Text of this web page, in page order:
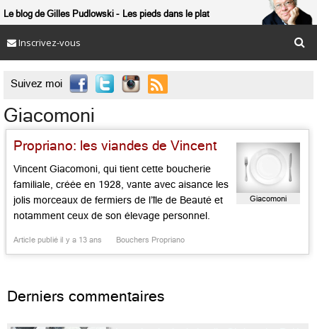
Le blog de Gilles Pudlowski Les pieds dans le plat
Inscrivez-vous
Suivez moi 
Giacomoni
Propriano: les viandes de Vincent
Vincent Giacomoni, qui tient cette boucherie
familiale, créée en 1928, vante avec aisance les
jolis morceaux de fermiers de l’île de Beauté et
notamment ceux de son élevage personnel.
sont tous estampillés du sceau de la qualité.
Article publié il y a 13 ans Bouchers Propriano
Giacomoni
Derniers commentaires